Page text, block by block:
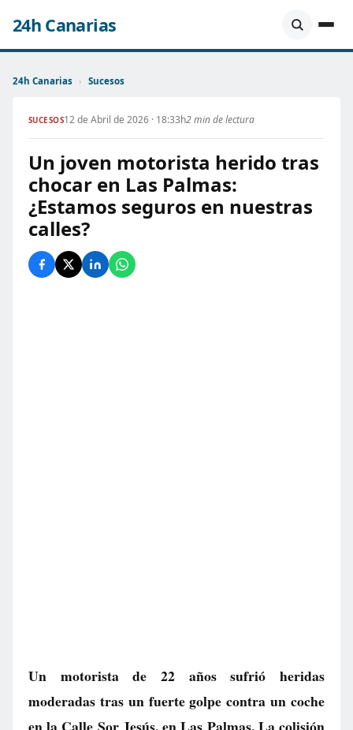
24h Canarias
24h Canarias › Sucesos
SUCESOS12 de Abril de 2026 · 18:33h2 min de lectura
Un joven motorista herido tras
chocar en Las Palmas:
¿Estamos seguros en nuestras
calles?
Un motorista de 22 años sufrió heridas
moderadas tras un fuerte golpe contra un coche